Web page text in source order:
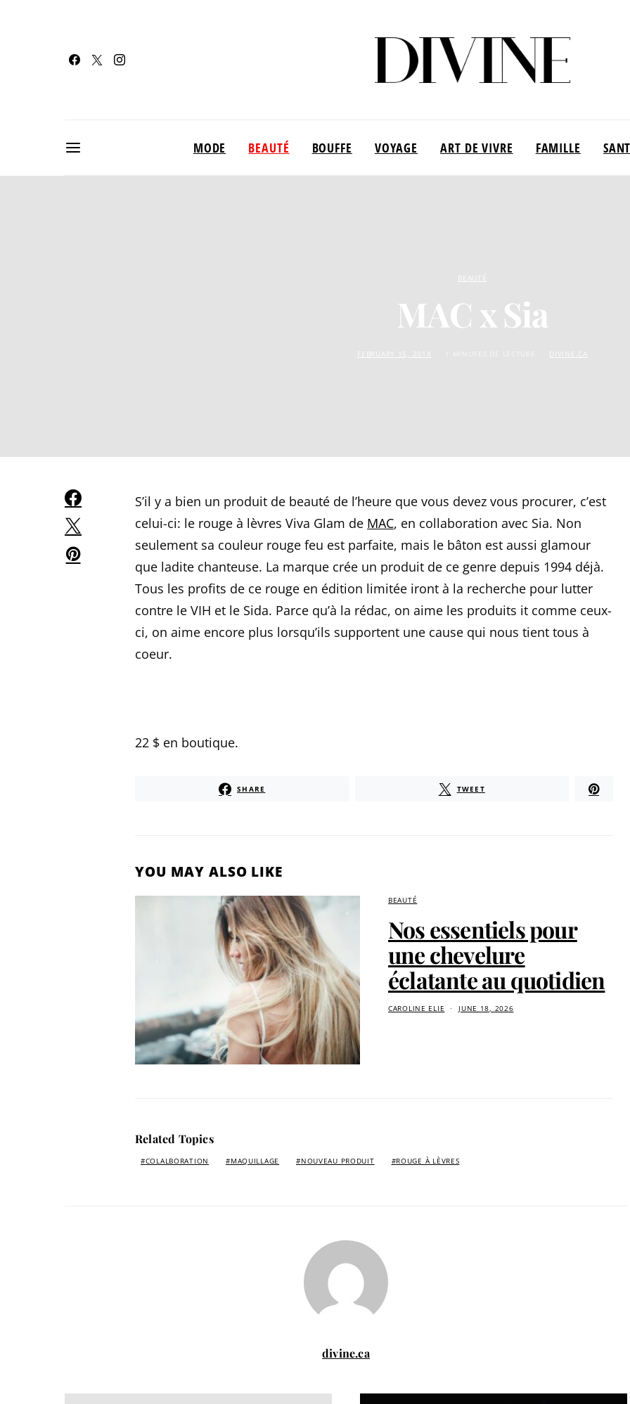
MODE BEAUTÉ BOUFFE VOYAGE ART DE VIVRE FAMILLE
BEAUTÉ
MAC x Sia
FEBRUARY 15, 2018 DIVINE.CA
S’il y a bien un produit de beauté de l’heure que vous devez vous procurer, c’est
celui-ci: le rouge à lèvres Viva Glam de MAC, en collaboration avec Sia. Non
seulement sa couleur rouge feu est parfaite, mais le bâton est aussi glamour
que ladite chanteuse. La marque crée un produit de ce genre depuis 1994 déjà.
Tous les profits de ce rouge en édition limitée iront à la recherche pour lutter
contre le VIH et le Sida. Parce qu’à la rédac, on aime les produits it comme ceux-
ci, on aime encore plus lorsqu’ils supportent une cause qui nous tient tous à
coeur.
22 $ en boutique.
SHARE TWEET
YOU MAY ALSO LIKE
BEAUTÉ
Nos essentiels pour
une chevelure
éclatante au quotidien
CAROLINE ELIE JUNE 18, 2026
Related Topics
COLALBORATION MAQUILLAGE NOUVEAU PRODUIT ROUGE À LÈVRES
divine.ca